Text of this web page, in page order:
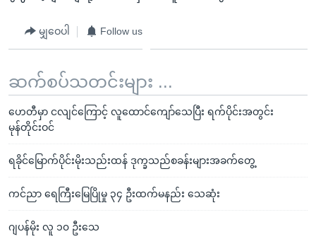
မျှဝေပါ Follow us
ဆက်စပ်သတင်းများ ...
ဟေတီမှာ ငလျင်ကြောင့် လူထောင်ကျော်သေပြီး ရက်ပိုင်းအတွင်း
မုန်တိုင်းဝင်
ရခိုင်မြောက်ပိုင်းမိုးသည်းထန် ဒုက္ခသည်စခန်းများအခက်တွေ့
ကင်ညာ ရေကြီးမြေပြိုမှု ၃၄ ဦးထက်မနည်း သေဆုံး
ဂျပန်မိုး လူ ၁၀ ဦးသေ